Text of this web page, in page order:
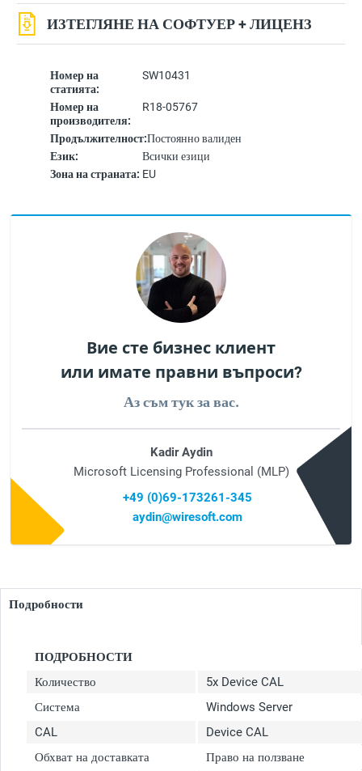
Номер на
статията:
SW10431
Номер на
производителя:
R18-05767
Продължителност:Постоянно валиден
Език:
Всички езици
Зона на страната: EU
ИЗТЕГЛЯНЕ НА СОФТУЕР + ЛИЦЕНЗ
Вие сте бизнес клиент
или имате правни въпроси?
Аз съм тук за вас.
Kadir Aydin
Microsoft Licensing Professional (MLP)
+49 (0)69-173261-345
aydin@wiresoft.com
Подробности
ПОДРОБНОСТИ
Количество
5x Device CAL
Система
Windows Server
CAL
Device CAL
Обхват на доставката
Право на ползване